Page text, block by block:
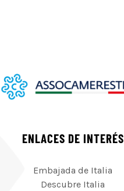
ENLACES DE INTERÉS
Embajada de Italia
Descubre Italia